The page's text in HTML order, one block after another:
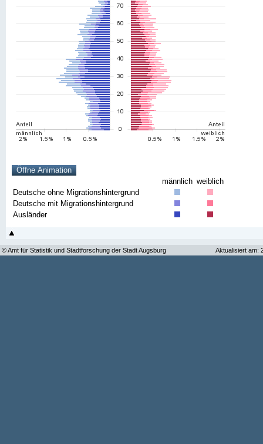
männlich weiblich
Deutsche ohne Migrationshintergrund
Deutsche mit Migrationshintergrund
Ausländer
© Amt für Statistik und Stadtforschung der Stadt Augsburg Aktualisiert am: